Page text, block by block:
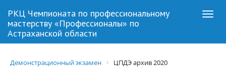
РКЦ Чемпионата по профессиональному
мастерству «Профессионалы» по
Астраханской области
Демонстрационный экзамен ЦПДЭ архив 2020